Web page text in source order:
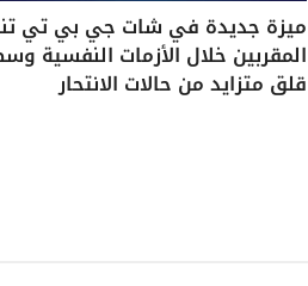
ميزة جديدة في شات جي بي تي
المقربين خلال الأزمات النفسية
قلق متزايد من حالات الانتحار